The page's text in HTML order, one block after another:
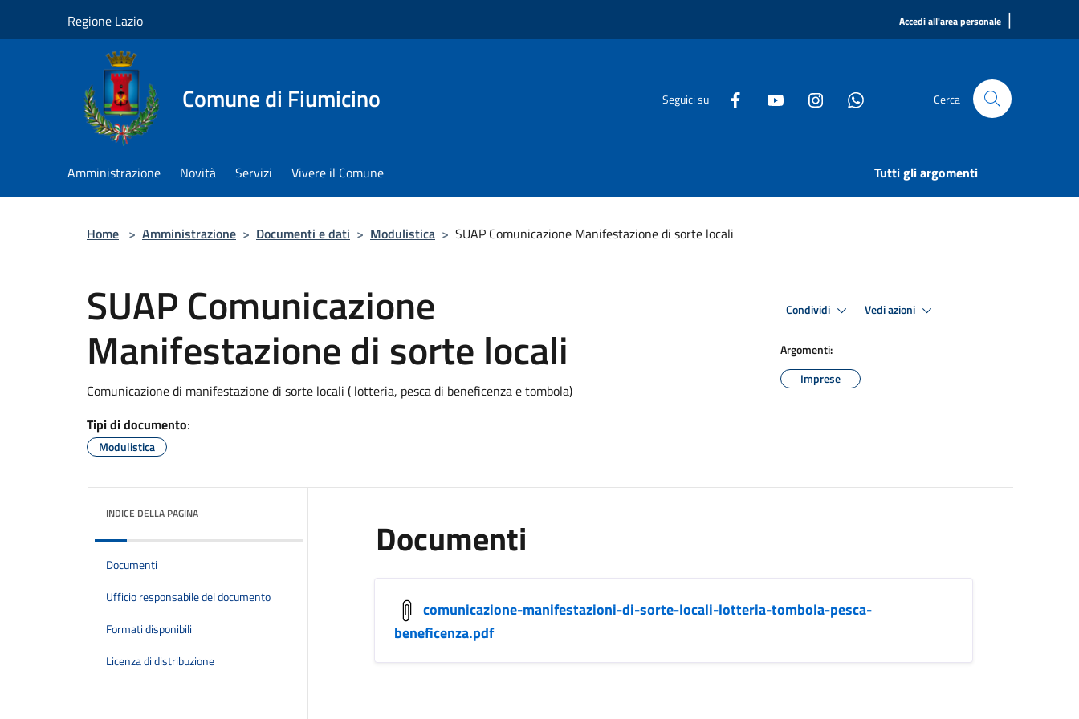
Regione Lazio Accedi all'area personale |
Comune di Fiumicino Seguici su Cerca
Amministrazione Novità Servizi Vivere il Comune Tutti gli argomenti
Home > Amministrazione > Documenti e dati > Modulistica > SUAP Comunicazione Manifestazione di sorte locali
SUAP Comunicazione
Manifestazione di sorte locali
Comunicazione di manifestazione di sorte locali ( lotteria, pesca di beneficenza e tombola)
Tipi di documento:
Modulistica
Condividi Vedi azioni
Argomenti:
Imprese
INDICE DELLA PAGINA
Documenti
Ufficio responsabile del documento
Formati disponibili
Licenza di distribuzione
Documenti
comunicazione-manifestazioni-di-sorte-locali-lotteria-tombola-pesca-
beneficenza.pdf